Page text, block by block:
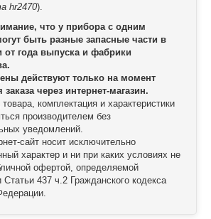
hr2470).
что у прибора с одним
быть разные запасные части в
от года выпуска и фабрики
действуют только на момент
через интернет-магазин.
комплектация и характеристики
производителем без
уведомлений.
сайт носит исключительно
характер и ни при каких условиях не
офертой, определяемой
437 ч.2 Гражданского кодекса